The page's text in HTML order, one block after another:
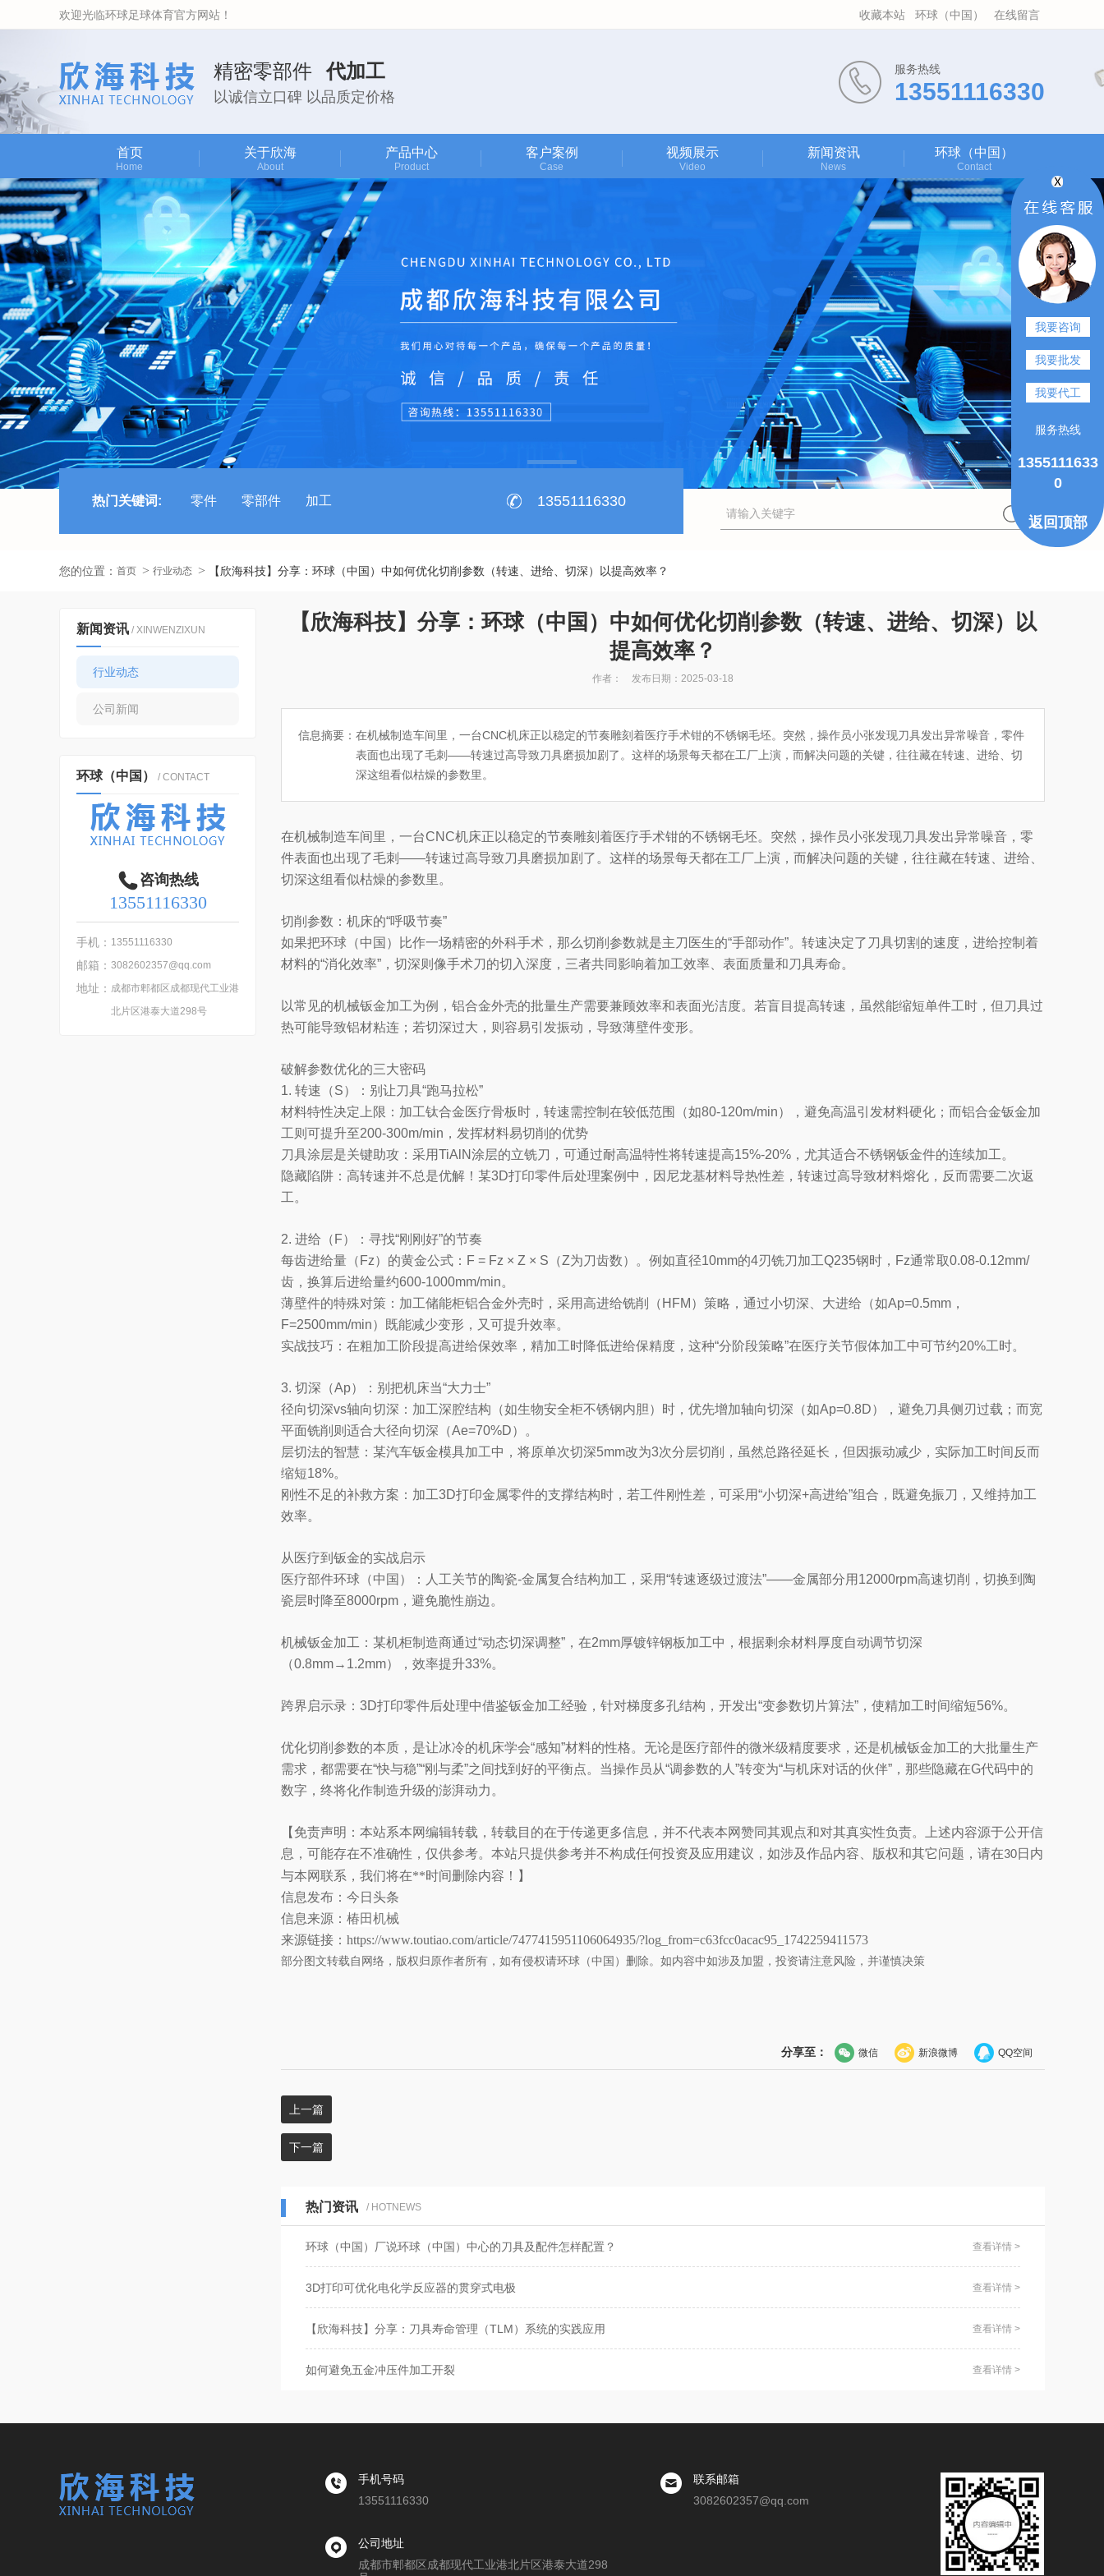
收藏本站 环球（中国） 在线留言
欢迎光临环球足球体育官方网站！
服务热线
13551116330
精密零部件 代加工
以诚信立口碑 以品质定价格
首页
Home
关于欣海
About
产品中心
Product
客户案例
Case
视频展示
Video
新闻资讯
News
环球（中国）
Contact
热门关键词: 零件 零部件 加工 13551116330
您的位置： 首页 行业动态 【欣海科技】分享：环球（中国）中如何优化切削参数（转速、进给、切深）以提高效率？
新闻资讯 / XINWENZIXUN
行业动态
公司新闻
环球（中国） / CONTACT
咨询热线
13551116330
手机： 13551116330
邮箱： 3082602357@qq.com
地址： 成都市郫都区成都现代工业港
北片区港泰大道298号
【欣海科技】分享：环球（中国）中如何优化切削参数（转速、进给、切深）以
提高效率？
作者： 发布日期：2025-03-18
信息摘要： 在机械制造车间里，一台CNC机床正以稳定的节奏雕刻着医疗手术钳的不锈钢毛坯。突然，操作员小张发现刀具发出异常噪音，零件
表面也出现了毛刺——转速过高导致刀具磨损加剧了。这样的场景每天都在工厂上演，而解决问题的关键，往往藏在转速、进给、切
深这组看似枯燥的参数里。
在机械制造车间里，一台CNC机床正以稳定的节奏雕刻着医疗手术钳的不锈钢毛坯。突然，操作员小张发现刀具发出异常噪音，零
件表面也出现了毛刺——转速过高导致刀具磨损加剧了。这样的场景每天都在工厂上演，而解决问题的关键，往往藏在转速、进给、
切深这组看似枯燥的参数里。
切削参数：机床的“呼吸节奏”
如果把环球（中国）比作一场精密的外科手术，那么切削参数就是主刀医生的“手部动作”。转速决定了刀具切割的速度，进给控制着
材料的“消化效率”，切深则像手术刀的切入深度，三者共同影响着加工效率、表面质量和刀具寿命。
以常见的机械钣金加工为例，铝合金外壳的批量生产需要兼顾效率和表面光洁度。若盲目提高转速，虽然能缩短单件工时，但刀具过
热可能导致铝材粘连；若切深过大，则容易引发振动，导致薄壁件变形。
破解参数优化的三大密码
1. 转速（S）：别让刀具“跑马拉松”
材料特性决定上限：加工钛合金医疗骨板时，转速需控制在较低范围（如80-120m/min），避免高温引发材料硬化；而铝合金钣金加
工则可提升至200-300m/min，发挥材料易切削的优势
刀具涂层是关键助攻：采用TiAlN涂层的立铣刀，可通过耐高温特性将转速提高15%-20%，尤其适合不锈钢钣金件的连续加工。
隐藏陷阱：高转速并不总是优解！某3D打印零件后处理案例中，因尼龙基材料导热性差，转速过高导致材料熔化，反而需要二次返
工。
2. 进给（F）：寻找“刚刚好”的节奏
每齿进给量（Fz）的黄金公式：F = Fz × Z × S（Z为刀齿数）。例如直径10mm的4刃铣刀加工Q235钢时，Fz通常取0.08-0.12mm/
齿，换算后进给量约600-1000mm/min。
薄壁件的特殊对策：加工储能柜铝合金外壳时，采用高进给铣削（HFM）策略，通过小切深、大进给（如Ap=0.5mm，
F=2500mm/min）既能减少变形，又可提升效率。
实战技巧：在粗加工阶段提高进给保效率，精加工时降低进给保精度，这种“分阶段策略”在医疗关节假体加工中可节约20%工时。
3. 切深（Ap）：别把机床当“大力士”
径向切深vs轴向切深：加工深腔结构（如生物安全柜不锈钢内胆）时，优先增加轴向切深（如Ap=0.8D），避免刀具侧刃过载；而宽
平面铣削则适合大径向切深（Ae=70%D）。
层切法的智慧：某汽车钣金模具加工中，将原单次切深5mm改为3次分层切削，虽然总路径延长，但因振动减少，实际加工时间反而
缩短18%。
刚性不足的补救方案：加工3D打印金属零件的支撑结构时，若工件刚性差，可采用“小切深+高进给”组合，既避免振刀，又维持加工
效率。
从医疗到钣金的实战启示
医疗部件环球（中国）：人工关节的陶瓷-金属复合结构加工，采用“转速逐级过渡法”——金属部分用12000rpm高速切削，切换到陶
瓷层时降至8000rpm，避免脆性崩边。
机械钣金加工：某机柜制造商通过“动态切深调整”，在2mm厚镀锌钢板加工中，根据剩余材料厚度自动调节切深
（0.8mm→1.2mm），效率提升33%。
跨界启示录：3D打印零件后处理中借鉴钣金加工经验，针对梯度多孔结构，开发出“变参数切片算法”，使精加工时间缩短56%。
优化切削参数的本质，是让冰冷的机床学会“感知”材料的性格。无论是医疗部件的微米级精度要求，还是机械钣金加工的大批量生产
需求，都需要在“快与稳”“刚与柔”之间找到好的平衡点。当操作员从“调参数的人”转变为“与机床对话的伙伴”，那些隐藏在G代码中的
数字，终将化作制造升级的澎湃动力。
【免责声明：本站系本网编辑转载，转载目的在于传递更多信息，并不代表本网赞同其观点和对其真实性负责。
上述内容源于公开信
息，可能存在不准确性，仅供参考。 本站只提供参考并不构成任何投资及应用建议，如涉及作品内容、版权和其它问题，请在30日内
与本网联系，我们将在**时间删除内容！】
信息发布：今日头条
信息来源： 椿田机械
来源链接：https://www.toutiao.com/article/7477415951106064935/?log_from=c63fcc0acac95_1742259411573
部分图文转载自网络，版权归原作者所有，如有侵权请环球（中国）删除。如内容中如涉及加盟，投资请注意风险，并谨慎决策
分享至： 微信 新浪微博 QQ空间
上一篇
下一篇
热门资讯 / HOTNEWS
环球（中国）厂说环球（中国）中心的刀具及配件怎样配置？ 查看详情 >
3D打印可优化电化学反应器的贯穿式电极 查看详情 >
【欣海科技】分享：刀具寿命管理（TLM）系统的实践应用 查看详情 >
如何避免五金冲压件加工开裂 查看详情 >
手机号码
13551116330
联系邮箱
3082602357@qq.com
公司地址
成都市郫都区成都现代工业港北片区港泰大道298
我要咨询
我要批发
我要代工
服务热线
1355111633
0
返回顶部